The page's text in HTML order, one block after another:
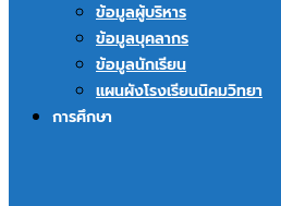
ข้อมูลผู้บริหาร
ข้อมูลบุคลากร
ข้อมูลนักเรียน
แผนผังโรงเรียนนิคมวิทยา
การศึกษา